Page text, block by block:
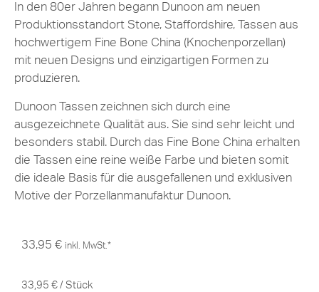
In den 80er Jahren begann Dunoon am neuen
Produktionsstandort Stone, Staffordshire, Tassen aus
hochwertigem Fine Bone China (Knochenporzellan)
mit neuen Designs und einzigartigen Formen zu
produzieren.
Dunoon Tassen zeichnen sich durch eine
ausgezeichnete Qualität aus. Sie sind sehr leicht und
besonders stabil. Durch das Fine Bone China erhalten
die Tassen eine reine weiße Farbe und bieten somit
die ideale Basis für die ausgefallenen und exklusiven
Motive der Porzellanmanufaktur Dunoon.
33,95 € inkl. MwSt.*
33,95 € / Stück